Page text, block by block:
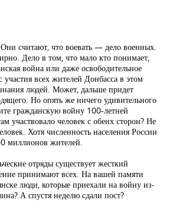
считают, что воевать — дело военных.
Дело в том, что мало кто понимает,
война или даже освободительное
всех жителей Донбасса в этом
людей. Может, дальше придет
Но опять же ничего удивительного
гражданскую войну 100-летней
участвовало человек с обеих сторон? Не
Хотя численность населения России
миллионов жителей.
отряды существует жесткий
принимают всех. На вашей памяти
люди, которые приехали на войну из-
А спустя неделю сдали пост?